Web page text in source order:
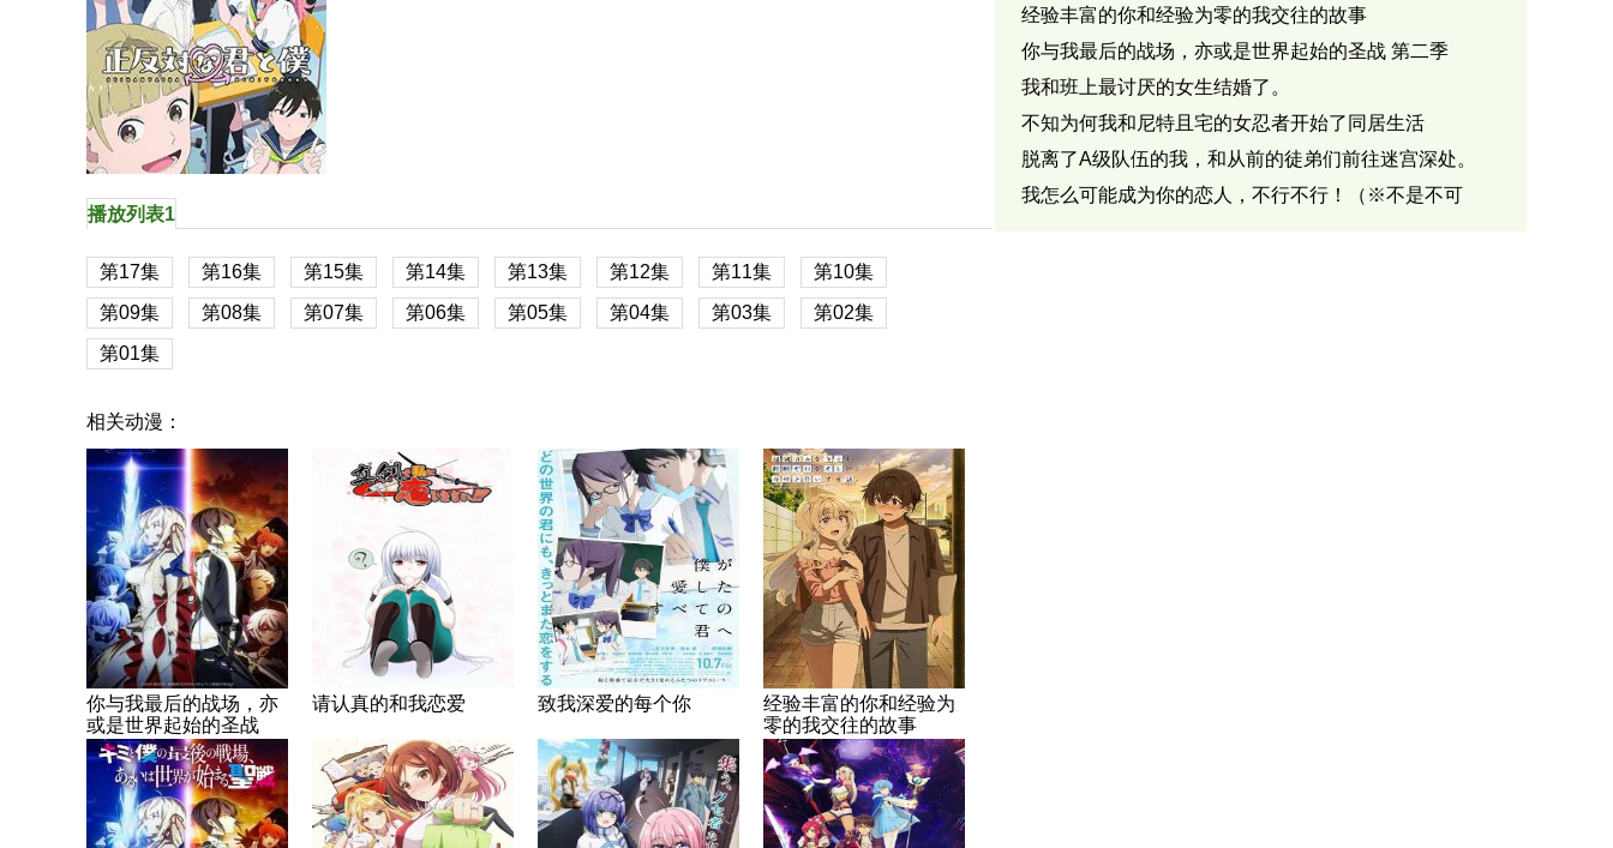
相反的你和我
播放列表1
第17集 第16集 第15集 第14集 第13集 第12集 第11集
第10集
第09集
第08集 第07集 第06集 第05集 第04集 第03集
第02集
第01集
相关动漫：
你与我最后的战场，亦
或是世界起始的圣战
请认真的和我恋爱 致我深爱的每个你
经验丰富的你和经验为
零的我交往的故事
经验丰富的你和经验为零的我交往的故事
你与我最后的战场，亦或是世界起始的圣战 第二季
我和班上最讨厌的女生结婚了。
不知为何我和尼特且宅的女忍者开始了同居生活
脱离了A级队伍的我，和从前的徒弟们前往迷宫深处。
我怎么可能成为你的恋人，不行不行！（※不是不可